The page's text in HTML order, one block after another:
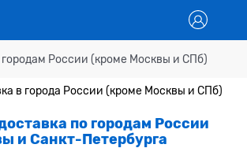
городам России (кроме Москвы и СПб)
в города России (кроме Москвы и СПб)
по городам России
и Санкт-Петербурга